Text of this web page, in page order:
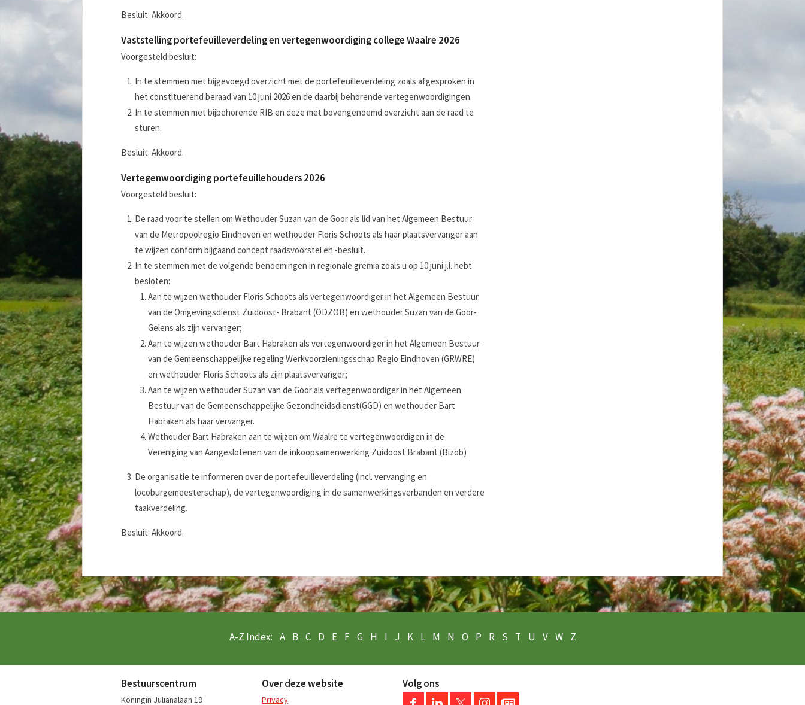
Besluit: Akkoord.
Vaststelling portefeuilleverdeling en vertegenwoordiging college Waalre 2026
Voorgesteld besluit:
In te stemmen met bijgevoegd overzicht met de portefeuilleverdeling zoals afgesproken in
het constituerend beraad van 10 juni 2026 en de daarbij behorende vertegenwoordigingen.
In te stemmen met bijbehorende RIB en deze met bovengenoemd overzicht aan de raad te
sturen.
Besluit: Akkoord.
Vertegenwoordiging portefeuillehouders 2026
Voorgesteld besluit:
De raad voor te stellen om Wethouder Suzan van de Goor als lid van het Algemeen Bestuur
van de Metropoolregio Eindhoven en wethouder Floris Schoots als haar plaatsvervanger aan
te wijzen conform bijgaand concept raadsvoorstel en -besluit.
In te stemmen met de volgende benoemingen in regionale gremia zoals u op 10 juni j.l. hebt
besloten:
Aan te wijzen wethouder Floris Schoots als vertegenwoordiger in het Algemeen Bestuur
van de Omgevingsdienst Zuidoost- Brabant (ODZOB) en wethouder Suzan van de Goor-
Gelens als zijn vervanger;
Aan te wijzen wethouder Bart Habraken als vertegenwoordiger in het Algemeen Bestuur
van de Gemeenschappelijke regeling Werkvoorzieningsschap Regio Eindhoven (GRWRE)
en wethouder Floris Schoots als zijn plaatsvervanger;
Aan te wijzen wethouder Suzan van de Goor als vertegenwoordiger in het Algemeen
Bestuur van de Gemeenschappelijke Gezondheidsdienst(GGD) en wethouder Bart
Habraken als haar vervanger.
Wethouder Bart Habraken aan te wijzen om Waalre te vertegenwoordigen in de
Vereniging van Aangeslotenen van de inkoopsamenwerking Zuidoost Brabant (Bizob)
De organisatie te informeren over de portefeuilleverdeling (incl. vervanging en
locoburgemeesterschap), de vertegenwoordiging in de samenwerkingsverbanden en verdere
taakverdeling.
Besluit: Akkoord.
A-Z Index: A B C D E F G H I J K L M N O P R S T U V W Z
Bestuurscentrum
Koningin Julianalaan 19
Over deze website
Privacy
Volg ons